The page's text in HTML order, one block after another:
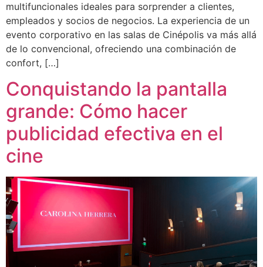
multifuncionales ideales para sorprender a clientes,
empleados y socios de negocios. La experiencia de un
evento corporativo en las salas de Cinépolis va más allá
de lo convencional, ofreciendo una combinación de
confort, […]
Conquistando la pantalla
grande: Cómo hacer
publicidad efectiva en el
cine